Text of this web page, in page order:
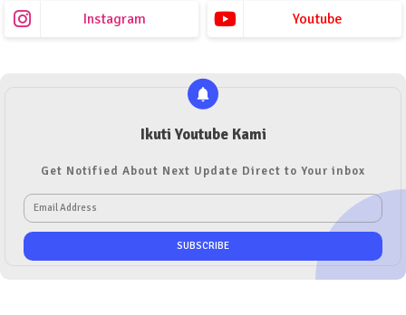
Instagram Youtube
Ikuti Youtube Kami
Get Notified About Next Update Direct to Your inbox